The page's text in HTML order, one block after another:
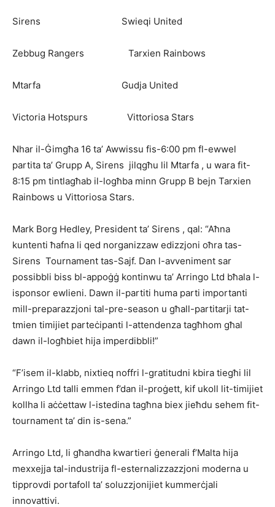
Sirens Swieqi United
Zebbug Rangers Tarxien Rainbows
Mtarfa Gudja United
Victoria Hotspurs Vittoriosa Stars
Nhar il-Ġimgħa 16 ta’ Awwissu fis-6:00 pm fl-ewwel
partita ta’ Grupp A, Sirens jilqgħu lil Mtarfa , u wara fit-
8:15 pm tintlagħab il-logħba minn Grupp B bejn Tarxien
Rainbows u Vittoriosa Stars.
Mark Borg Hedley, President ta’ Sirens , qal: “Aħna
kuntenti ħafna li qed norganizzaw edizzjoni oħra tas-
Sirens Tournament tas-Sajf. Dan l-avveniment sar
possibbli biss bl-appoġġ kontinwu ta’ Arringo Ltd bħala l-
isponsor ewlieni. Dawn il-partiti huma parti importanti
mill-preparazzjoni tal-pre-season u għall-partitarji tat-
tmien timijiet parteċipanti l-attendenza tagħhom għal
dawn il-logħbiet hija imperdibbli!”
“F’isem il-klabb, nixtieq noffri l-gratitudni kbira tiegħi lil
Arringo Ltd talli emmen f’dan il-proġett, kif ukoll lit-timijiet
kollha li aċċettaw l-istedina tagħna biex jieħdu sehem fit-
tournament ta’ din is-sena.”
Arringo Ltd, li għandha kwartieri ġenerali f’Malta hija
mexxejja tal-industrija fl-esternalizzazzjoni moderna u
tipprovdi portafoll ta’ soluzzjonijiet kummerċjali
innovattivi.